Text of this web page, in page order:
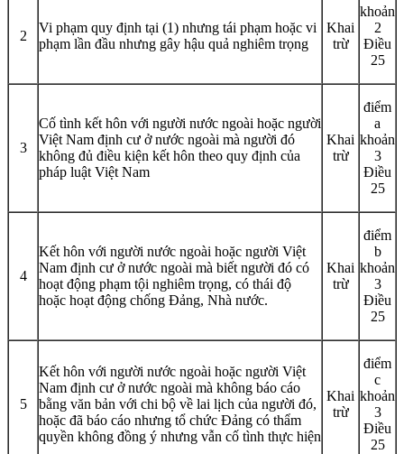
2
Vi phạm quy định tại (1) nhưng tái phạm hoặc vi
phạm lần đầu nhưng gây hậu quả nghiêm trọng
Khai
trừ
khoản
2
Điều
25
3
Cố tình kết hôn với người nước ngoài hoặc người
Việt Nam định cư ở nước ngoài mà người đó
không đủ điều kiện kết hôn theo quy định của
pháp luật Việt Nam
Khai
trừ
điểm
a
khoản
3
Điều
25
4
Kết hôn với người nước ngoài hoặc người Việt
Nam định cư ở nước ngoài mà biết người đó có
hoạt động phạm tội nghiêm trọng, có thái độ
hoặc hoạt động chống Đảng, Nhà nước.
Khai
trừ
điểm
b
khoản
3
Điều
25
5
Kết hôn với người nước ngoài hoặc người Việt
Nam định cư ở nước ngoài mà không báo cáo
bằng văn bản với chi bộ về lai lịch của người đó,
hoặc đã báo cáo nhưng tổ chức Đảng có thẩm
quyền không đồng ý nhưng vẫn cố tình thực hiện
Khai
trừ
điểm
c
khoản
3
Điều
25